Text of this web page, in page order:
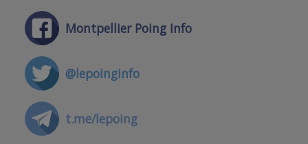
Montpellier Poing Info
@lepoinginfo
t.me/lepoing